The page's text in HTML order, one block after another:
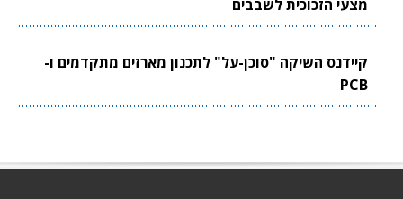
מצעי הזכוכית לשבבים
קיידנס השיקה "סוכן-על" לתכנון מארזים מתקדמים ו-
PCB